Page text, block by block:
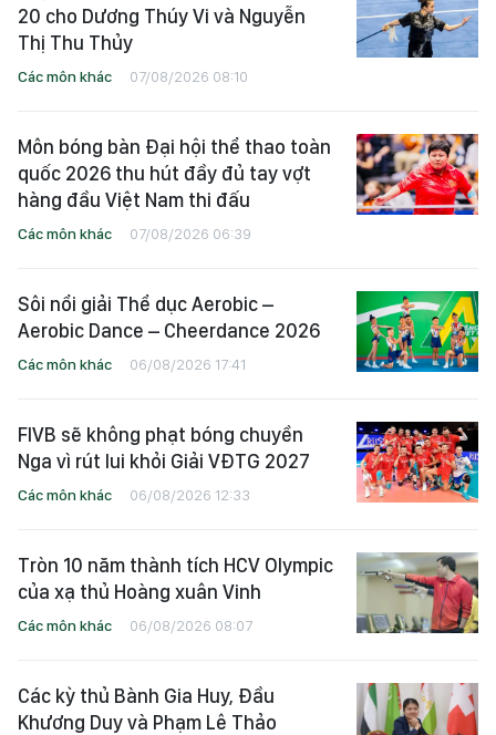
20 cho Dương Thúy Vi và Nguyễn
Thị Thu Thủy
Các môn khác 07/08/2026 08:10
Môn bóng bàn Đại hội thể thao toàn
quốc 2026 thu hút đầy đủ tay vợt
hàng đầu Việt Nam thi đấu
Các môn khác 07/08/2026 06:39
Sôi nổi giải Thể dục Aerobic –
Aerobic Dance – Cheerdance 2026
Các môn khác 06/08/2026 17:41
FIVB sẽ không phạt bóng chuyền
Nga vì rút lui khỏi Giải VĐTG 2027
Các môn khác 06/08/2026 12:33
Tròn 10 năm thành tích HCV Olympic
của xạ thủ Hoàng xuân Vinh
Các môn khác 06/08/2026 08:07
Các kỳ thủ Bành Gia Huy, Đầu
Khương Duy và Phạm Lê Thảo